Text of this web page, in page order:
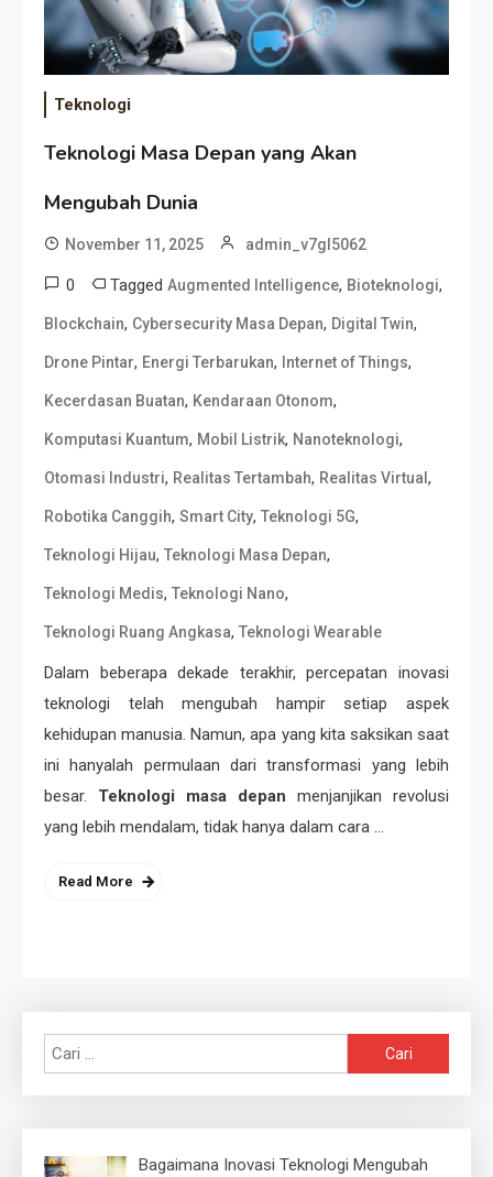
Teknologi
Teknologi Masa Depan yang Akan
Mengubah Dunia
November 11, 2025 admin_v7gl5062
0 Tagged Augmented Intelligence, Bioteknologi,
Blockchain, Cybersecurity Masa Depan, Digital Twin,
Drone Pintar, Energi Terbarukan, Internet of Things,
Kecerdasan Buatan, Kendaraan Otonom,
Komputasi Kuantum, Mobil Listrik, Nanoteknologi,
Otomasi Industri, Realitas Tertambah, Realitas Virtual ,
Robotika Canggih, Smart City, Teknologi 5G,
Teknologi Hijau, Teknologi Masa Depan,
Teknologi Medis, Teknologi Nano,
Teknologi Ruang Angkasa, Teknologi Wearable
Dalam beberapa dekade terakhir, percepatan inovasi
teknologi telah mengubah hampir setiap aspek
kehidupan manusia. Namun, apa yang kita saksikan saat
ini hanyalah permulaan dari transformasi yang lebih
besar. Teknologi masa depan menjanjikan revolusi
yang lebih mendalam, tidak hanya dalam cara …
Read More
untuk:
Bagaimana Inovasi Teknologi Mengubah